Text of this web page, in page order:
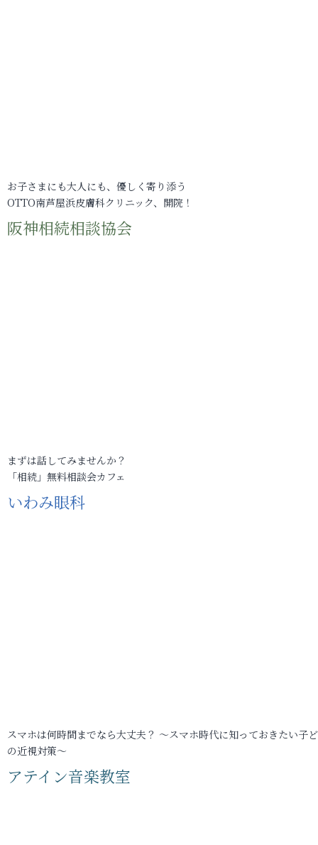
お子さまにも大人にも、優しく寄り添う
OTTO南芦屋浜皮膚科クリニック、開院！
阪神相続相談協会
まずは話してみませんか？
「相続」無料相談会カフェ
いわみ眼科
スマホは何時間までなら大丈夫？ ～スマホ時代に知っておきたい子
の近視対策～
アテイン音楽教室